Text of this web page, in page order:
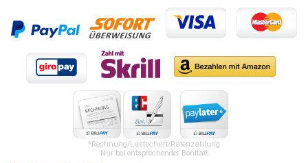
*Rechnung/Lastschrift/Ratenzahlung
Nur bei entsprechender Bonität!